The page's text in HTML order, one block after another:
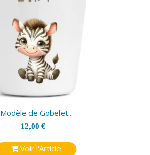
Modèle de Gobelet...
12,00 €
Voir l'Article